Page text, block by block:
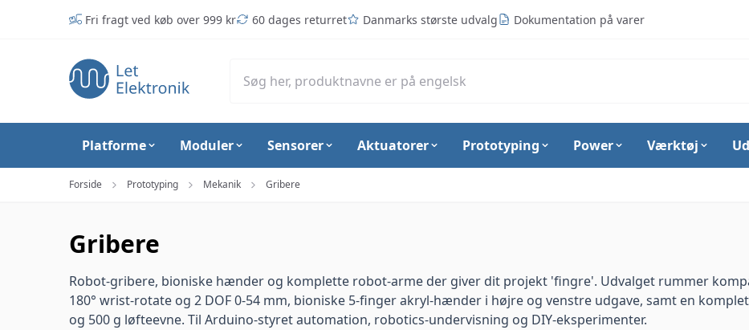
Fri fragt ved køb over 999 kr 60 dages returret Danmarks største udvalg Dokumentation på varer
Platforme Moduler Sensorer Aktuatorer Prototyping Power Værktøj
Forside Prototyping Mekanik Gribere
Gribere
Robot-gribere, bioniske hænder og komplette robot-arme der giver dit projekt 'fingre'. Udvalget rummer
180° wrist-rotate og 2 DOF 0-54 mm, bioniske 5-finger akryl-hænder i højre og venstre udgave, samt en komplet
og 500 g løfteevne. Til Arduino-styret automation, robotics-undervisning og DIY-eksperimenter.